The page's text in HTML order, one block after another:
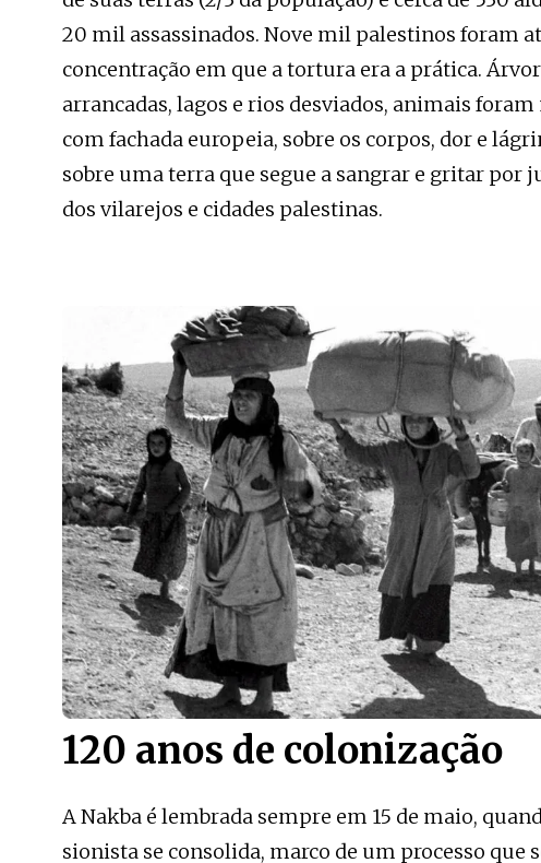
20 mil assassinados. Nove mil palestinos foram
concentração em que a tortura era a prática.
arrancadas, lagos e rios desviados, animais
com fachada europeia, sobre os corpos, dor e
sobre uma terra que segue a sangrar e gritar por
dos vilarejos e cidades palestinas.
120 anos de colonização
A Nakba é lembrada sempre em 15 de maio,
sionista se consolida, marco de um processo que